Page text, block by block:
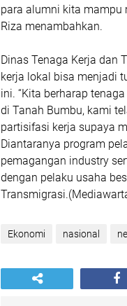
para alumni kita mampu
Riza menambahkan.
Dinas Tenaga Kerja dan
kerja lokal bisa menjadi
ini. “Kita berharap
di Tanah Bumbu, kami
partisifasi kerja supaya
Diantaranya program
pemagangan industry
dengan pelaku usaha
Ekonomi nasional